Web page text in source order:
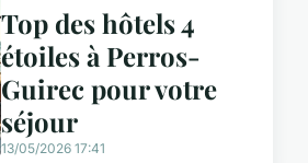
Top des hôtels 4
étoiles à Perros-
Guirec pour votre
séjour
13/05/2026 17:41